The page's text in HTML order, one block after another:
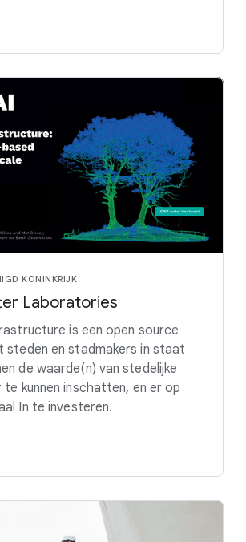
KONINKRIJK
Laboratories
is een open source
en stadmakers in staat
de waarde(n) van stedelijke
kunnen inschatten, en er op
In te investeren.